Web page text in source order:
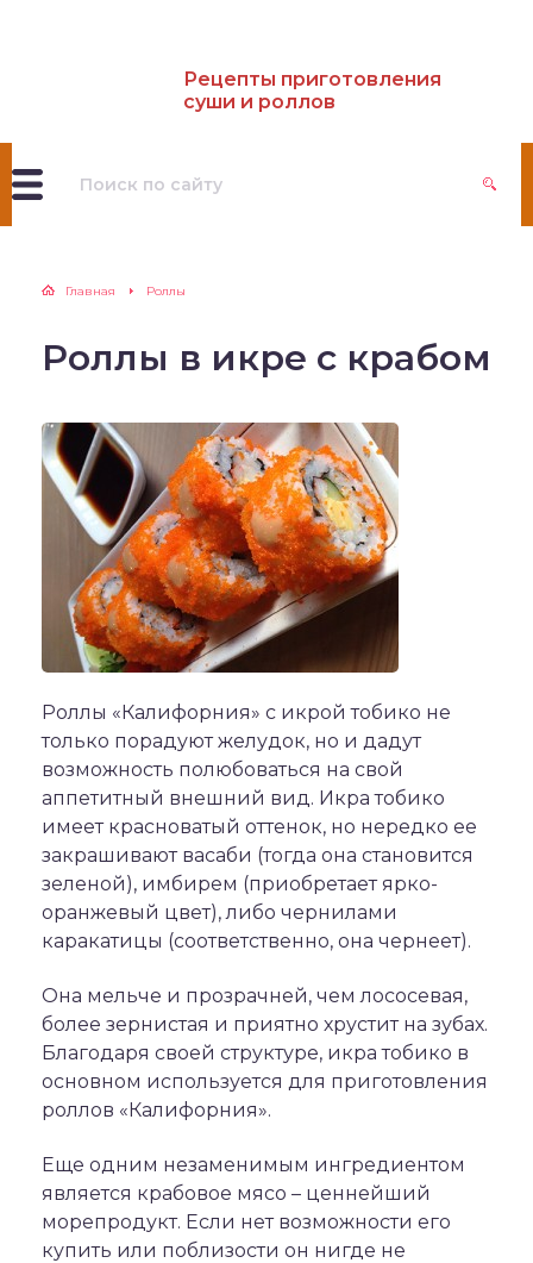
Рецепты приготовления
суши и роллов
Главная Роллы
Роллы в икре с крабом
Роллы «Калифорния» с икрой тобико не
только порадуют желудок, но и дадут
возможность полюбоваться на свой
аппетитный внешний вид. Икра тобико
имеет красноватый оттенок, но нередко ее
закрашивают васаби (тогда она становится
зеленой), имбирем (приобретает ярко-
оранжевый цвет), либо чернилами
каракатицы (соответственно, она чернеет).
Она мельче и прозрачней, чем лососевая,
более зернистая и приятно хрустит на зубах.
Благодаря своей структуре, икра тобико в
основном используется для приготовления
роллов «Калифорния».
Еще одним незаменимым ингредиентом
является крабовое мясо – ценнейший
морепродукт. Если нет возможности его
купить или поблизости он нигде не